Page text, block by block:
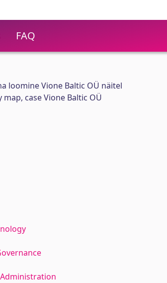
FAQ
loomine Vione Baltic OÜ näitel
case Vione Baltic OÜ